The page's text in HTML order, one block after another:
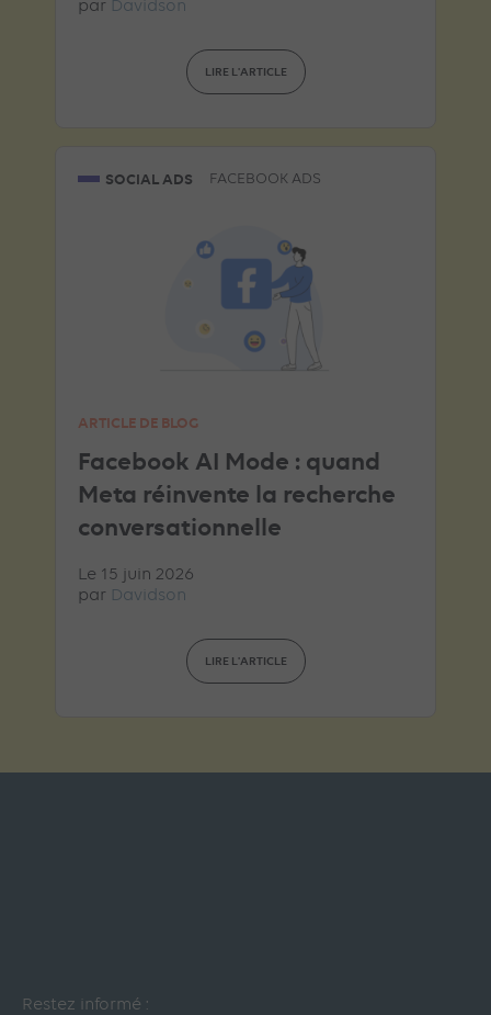
par Davidson
LIRE L'ARTICLE
SOCIAL ADS FACEBOOK ADS
ARTICLE DE BLOG
Facebook AI Mode : quand
Meta réinvente la recherche
conversationnelle
Le 15 juin 2026
par Davidson
LIRE L'ARTICLE
Restez informé :